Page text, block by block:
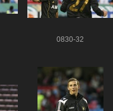
0830-32